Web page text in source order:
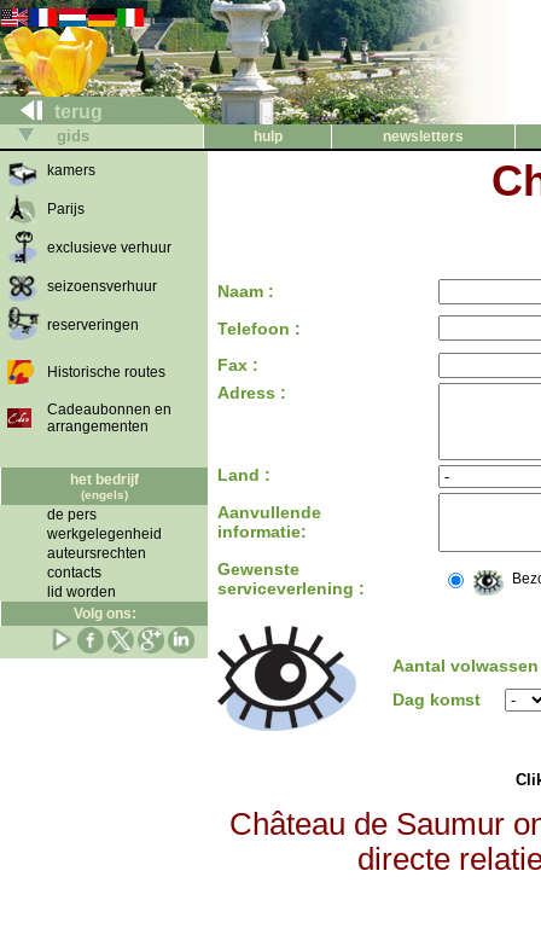
terug
gids hulp
newsletters
kamers
Parijs
exclusieve verhuur
seizoensverhuur
reserveringen
Historische routes
Cadeaubonnen en
arrangementen
het bedrijf
(engels)
de pers
werkgelegenheid
auteursrechten
contacts
lid worden
Volg ons:
Naam :
Telefoon :
Fax :
Adress :
Land :
Aanvullende
informatie:
Gewenste
serviceverlening :
Aantal
Dag komst
Château de Saumur
directe